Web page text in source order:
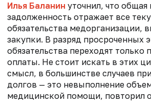
Илья Баланин уточнил, что общая
задолженность отражает все
обязательства медорганизации,
закупки. В разряд просроченных
обязательства переходят только
оплаты. Не стоит искать в этих
смысл, в большинстве случаев
долгов — это невыполнение
медицинской помощи, повторил